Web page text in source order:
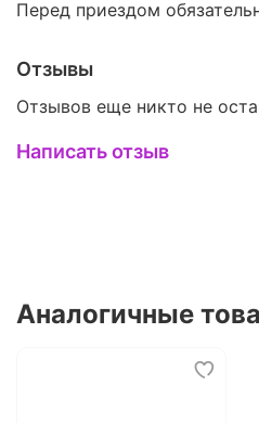
Перед приездом
Отзывы
Отзывов еще никто не
Написать отзыв
Аналогичные